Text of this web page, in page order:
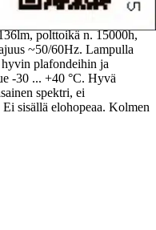
polttoikä n. 15000h,
~50/60Hz. Lampulla
plafondeihin ja
-30 ... +40 °C. Hyvä
spektri, ei
sisällä elohopeaa. Kolmen